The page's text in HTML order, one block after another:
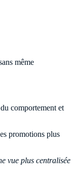
même
comportement et
promotions plus
vue plus centralisée